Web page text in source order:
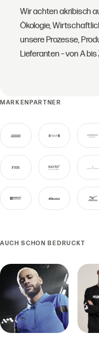
Wir achten akribisch
Ökologie,
unsere Prozesse,
Lieferanten – von A bis
MARKENPARTNER
AUCH SCHON BEDRUCKT